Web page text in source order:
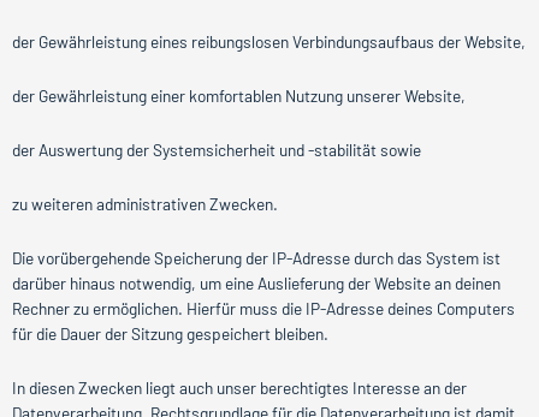
der Gewährleistung eines reibungslosen Verbindungsaufbaus der Website,
der Gewährleistung einer komfortablen Nutzung unserer Website,
der Auswertung der Systemsicherheit und -stabilität sowie
zu weiteren administrativen Zwecken.
Die vorübergehende Speicherung der IP-Adresse durch das System ist
darüber hinaus notwendig, um eine Auslieferung der Website an deinen
Rechner zu ermöglichen. Hierfür muss die IP-Adresse deines Computers
für die Dauer der Sitzung gespeichert bleiben.
In diesen Zwecken liegt auch unser berechtigtes Interesse an der
Datenverarbeitung. Rechtsgrundlage für die Datenverarbeitung ist damit